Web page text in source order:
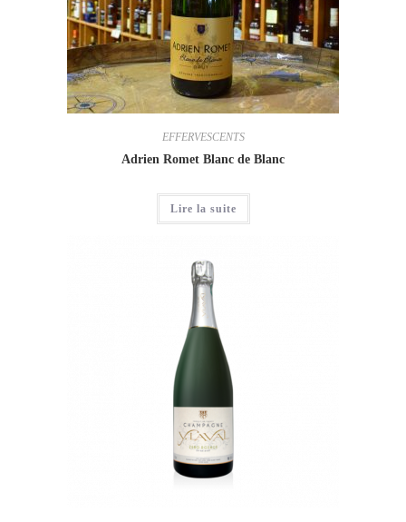
EFFERVESCENTS
Adrien Romet Blanc de Blanc
Lire la suite